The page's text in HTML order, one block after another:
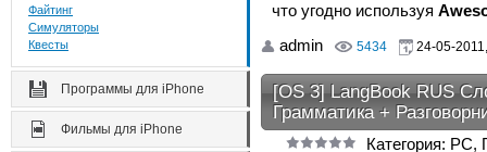
Файтинг
Симуляторы
Квесты
Программы для iPhone
Фильмы для iPhone
что угодно используя
admin
5434 24-05-
[OS 3] LangBook RUS
Грамматика +
Категория: